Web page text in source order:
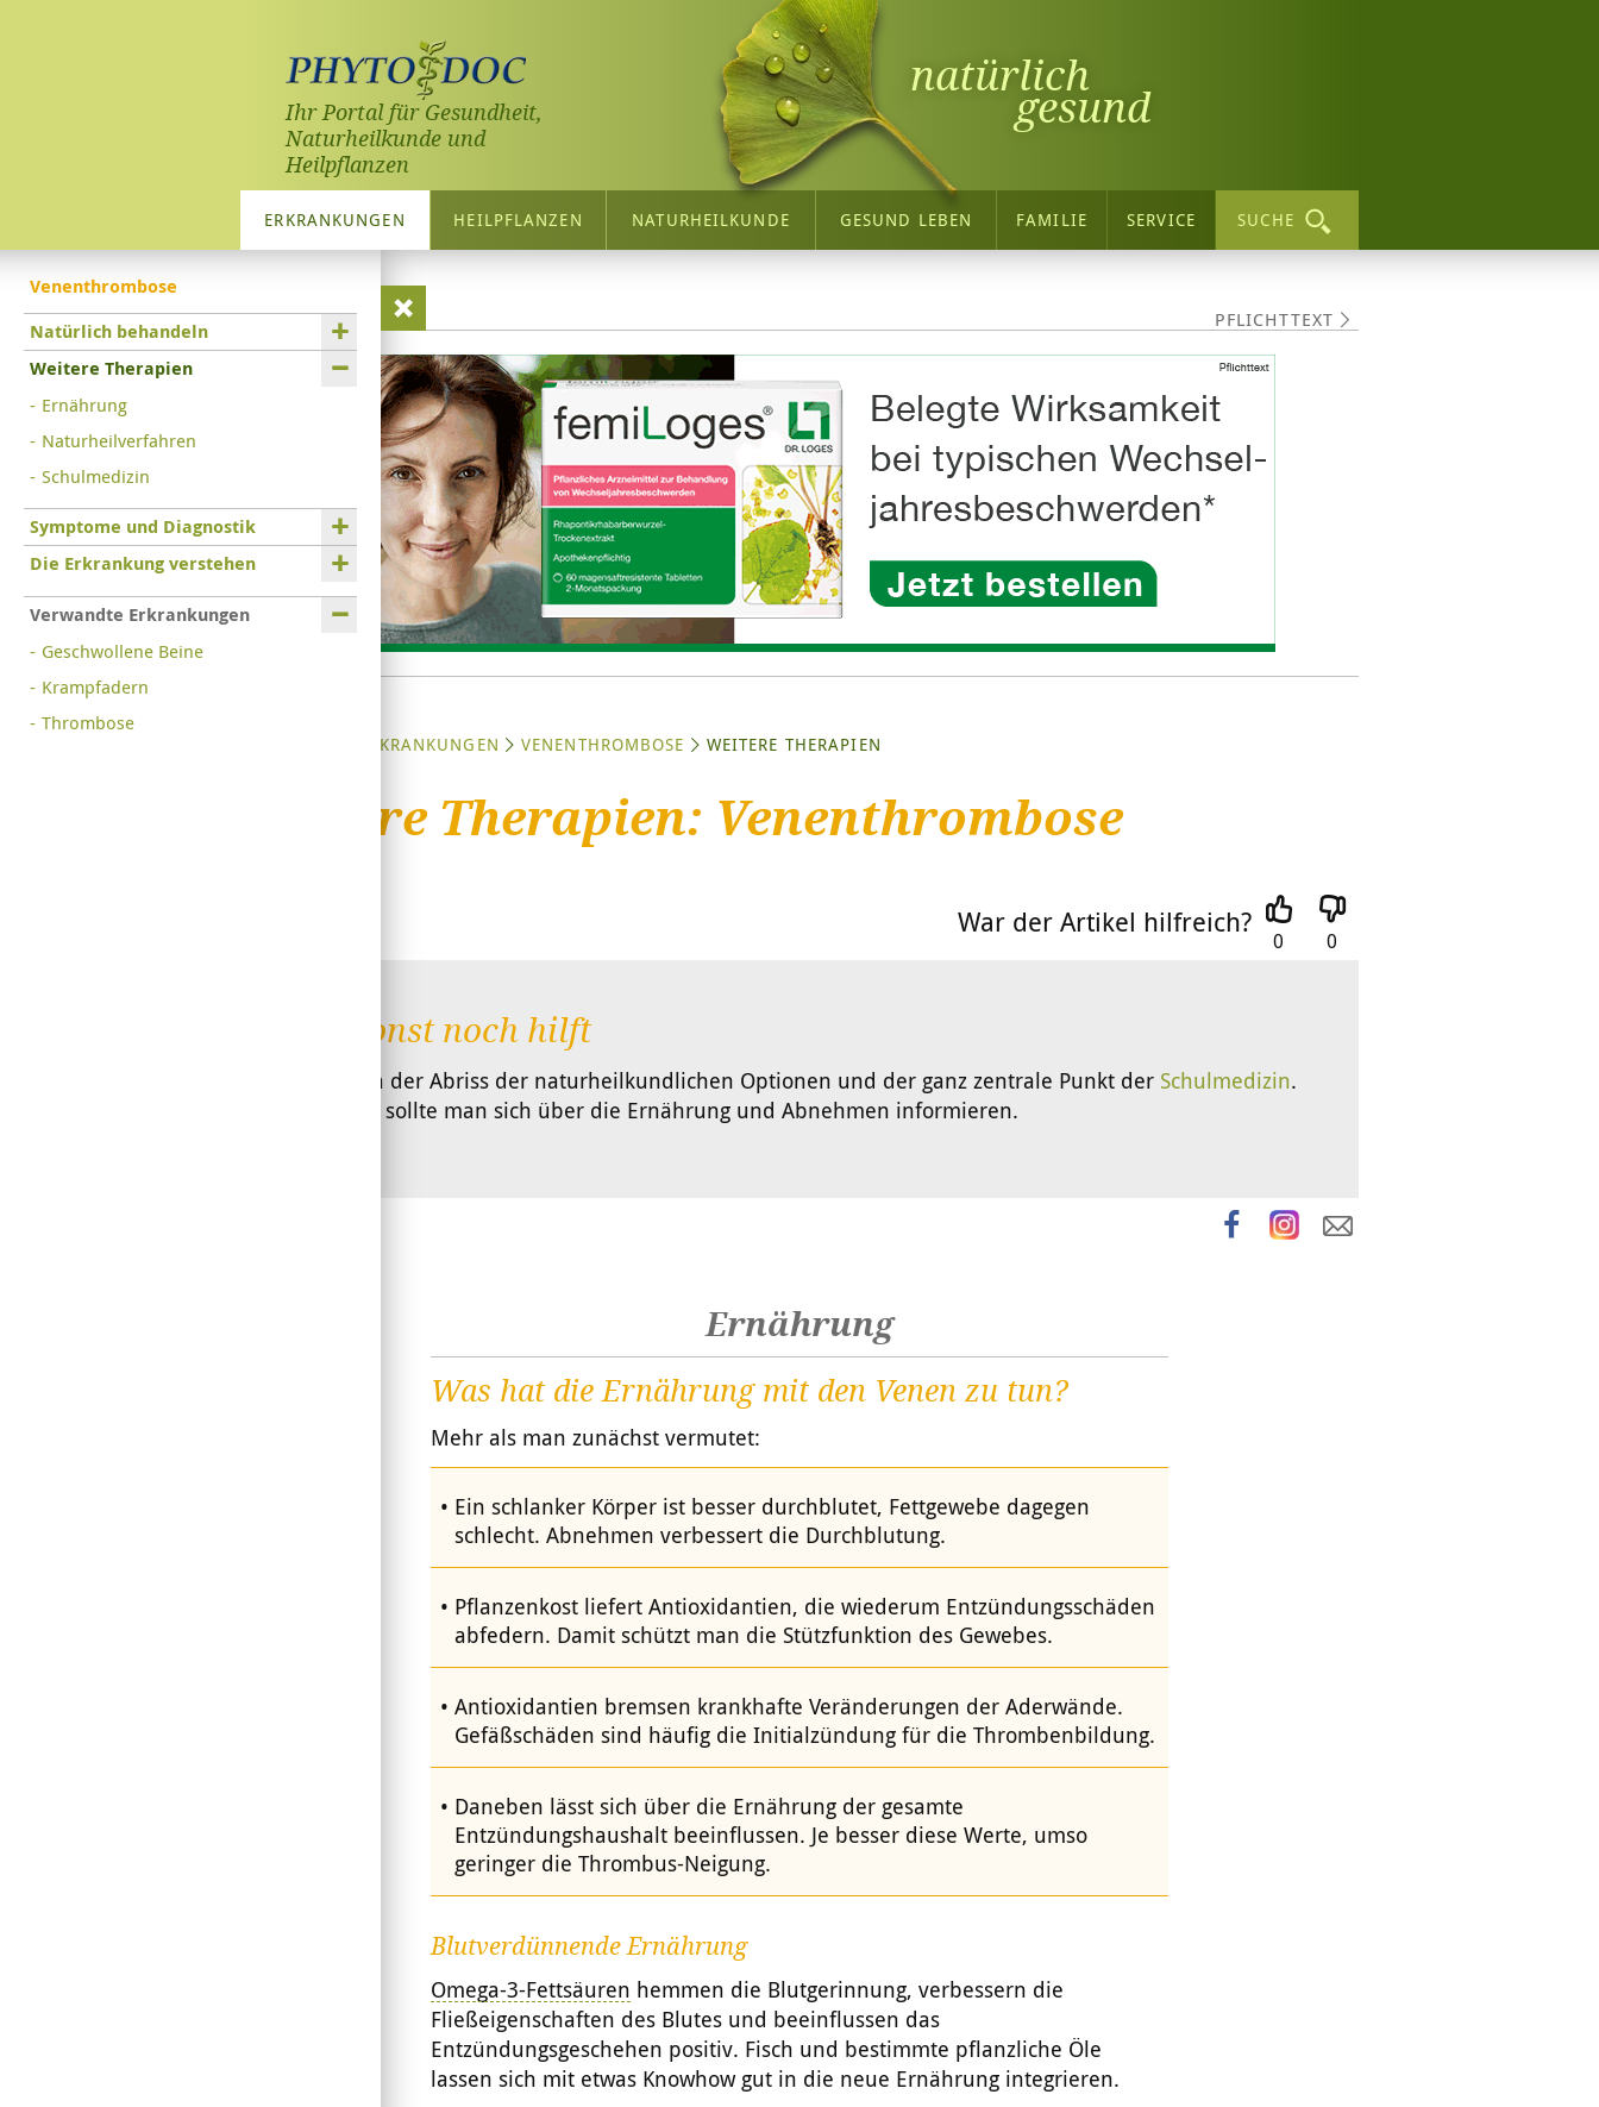
Ihr Portal für Gesundheit,
Naturheilkunde und
Heilpflanzen
natürlich
gesund
ERKRANKUNGEN HEILPFLANZEN NATURHEILKUNDE GESUND LEBEN FAMILIE SERVICE SUCHE
PFLICHTTEXT
ERKRANKUNGEN VENENTHROMBOSE WEITERE THERAPIEN
Weitere Therapien: Venenthrombose
War der Artikel hilfreich?
0 0
Was sonst noch hilft
Hier folgen der Abriss der naturheilkundlichen Optionen und der ganz zentrale Punkt der Schulmedizin.
Ergänzend sollte man sich über die Ernährung und Abnehmen informieren.
Venenthrombose
Natürlich behandeln
Weitere Therapien
Ernährung
Naturheilverfahren
Schulmedizin
Symptome und Diagnostik
Die Erkrankung verstehen
Verwandte Erkrankungen
Geschwollene Beine
Krampfadern
Thrombose
Ernährung
Was hat die Ernährung mit den Venen zu tun?
Mehr als man zunächst vermutet:
Ein schlanker Körper ist besser durchblutet, Fettgewebe dagegen
schlecht. Abnehmen verbessert die Durchblutung.
Pflanzenkost liefert Antioxidantien, die wiederum Entzündungsschäden
abfedern. Damit schützt man die Stützfunktion des Gewebes.
Antioxidantien bremsen krankhafte Veränderungen der Aderwände.
Gefäßschäden sind häufig die Initialzündung für die Thrombenbildung.
Daneben lässt sich über die Ernährung der gesamte
Entzündungshaushalt beeinflussen. Je besser diese Werte, umso
geringer die Thrombus-Neigung.
Blutverdünnende Ernährung
Omega-3-Fettsäuren hemmen die Blutgerinnung, verbessern die
Fließeigenschaften des Blutes und beeinflussen das
Entzündungsgeschehen positiv. Fisch und bestimmte pflanzliche Öle
lassen sich mit etwas Knowhow gut in die neue Ernährung integrieren.